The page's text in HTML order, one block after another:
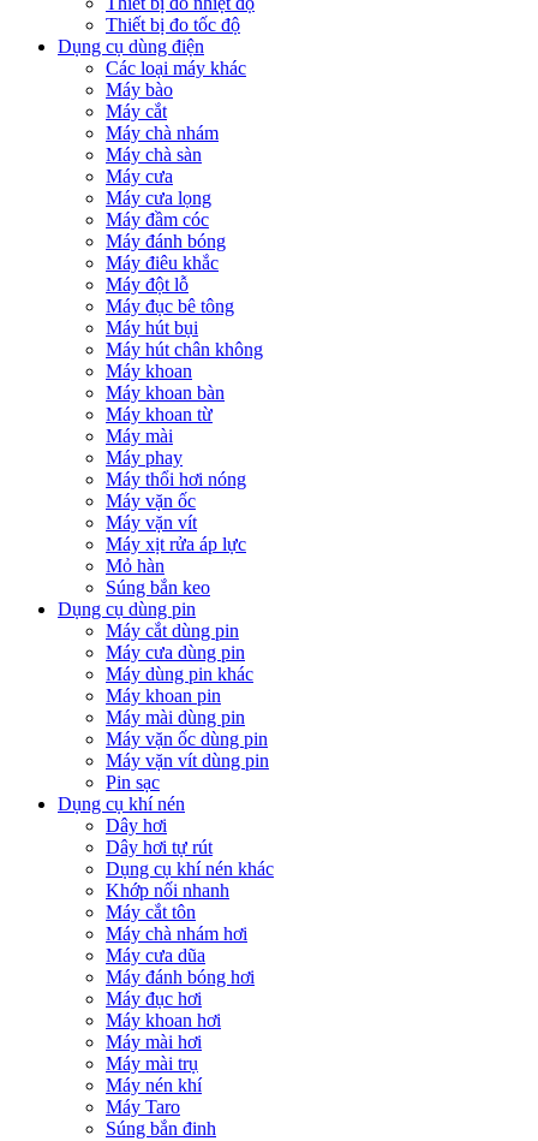
Thiết bị đo tốc độ
Dụng cụ dùng điện
Các loại máy khác
Máy bào
Máy cắt
Máy chà nhám
Máy chà sàn
Máy cưa
Máy cưa lọng
Máy đầm cóc
Máy đánh bóng
Máy điêu khắc
Máy đột lỗ
Máy đục bê tông
Máy hút bụi
Máy hút chân không
Máy khoan
Máy khoan bàn
Máy khoan từ
Máy mài
Máy phay
Máy thổi hơi nóng
Máy vặn ốc
Máy vặn vít
Máy xịt rửa áp lực
Mỏ hàn
Súng bắn keo
Dụng cụ dùng pin
Máy cắt dùng pin
Máy cưa dùng pin
Máy dùng pin khác
Máy khoan pin
Máy mài dùng pin
Máy vặn ốc dùng pin
Máy vặn vít dùng pin
Pin sạc
Dụng cụ khí nén
Dây hơi
Dây hơi tự rút
Dụng cụ khí nén khác
Khớp nối nhanh
Máy cắt tôn
Máy chà nhám hơi
Máy cưa dũa
Máy đánh bóng hơi
Máy đục hơi
Máy khoan hơi
Máy mài hơi
Máy mài trụ
Máy nén khí
Máy Taro
Súng bắn đinh